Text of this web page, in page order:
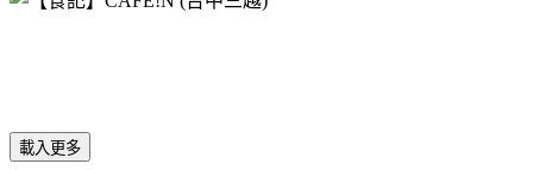
載入更多